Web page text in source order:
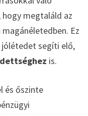
megtaláld az
Ez
jólétedet segíti elő,
is.
és őszinte